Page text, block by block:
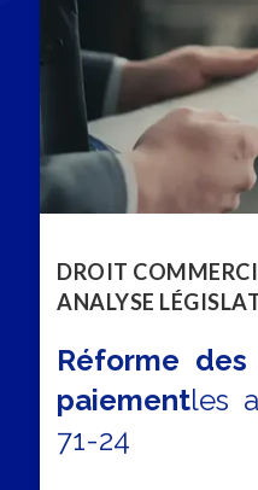
DROIT
ANALYSE
Réforme
paiementles
71-24